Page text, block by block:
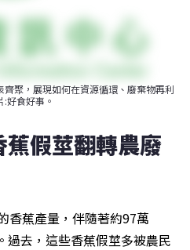
聚，展現如何在資源循環、廢棄物再利
好食好事。
假莖翻轉農廢
香蕉產量，伴隨著約97萬
過去，這些香蕉假莖多被農民